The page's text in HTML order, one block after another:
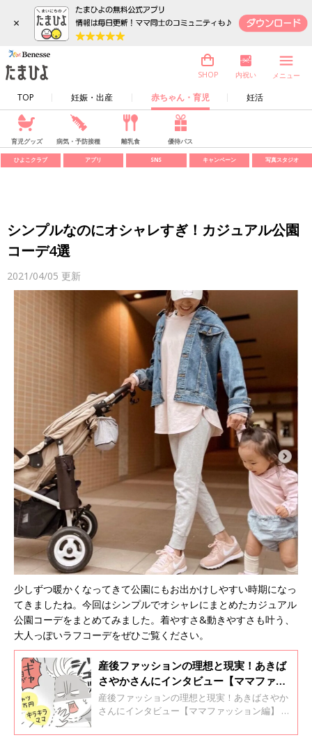
×
TOP 妊娠・出産 赤ちゃん・育児 妊活
SHOP 内祝い メニュー
育児グッズ 病気・予防接種 離乳食 優待パス
ひよこクラブ アプリ SNS キャンペーン 写真スタジオ
シンプルなのにオシャレすぎ！カジュアル公園
コーデ4選
2021/04/05 更新
少しずつ暖かくなってきて公園にもお出かけしやすい時期になっ
てきましたね。今回はシンプルでオシャレにまとめたカジュアル
公園コーデをまとめてみました。着やすさ&動きやすさも叶う、
大人っぽいラフコーデをぜひご覧ください。
産後ファッションの理想と現実！あきば
さやかさんにインタビュー【ママファッ
ション編】
産後ファッションの理想と現実！あきばさやか
さんにインタビュー【ママファッション編】 イ
ストレーター・あきばさやかさんは、夫と息子